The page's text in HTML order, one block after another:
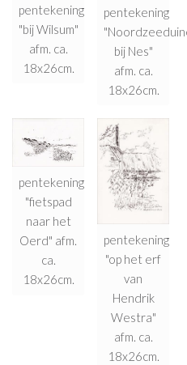
pentekening
"bij Wilsum"
afm. ca.
18x26cm.
pentekening
bij Nes"
afm. ca.
18x26cm.
pentekening
"fietspad
naar het
Oerd" afm.
ca.
18x26cm.
pentekening
"op het erf
van
Hendrik
Westra"
afm. ca.
18x26cm.